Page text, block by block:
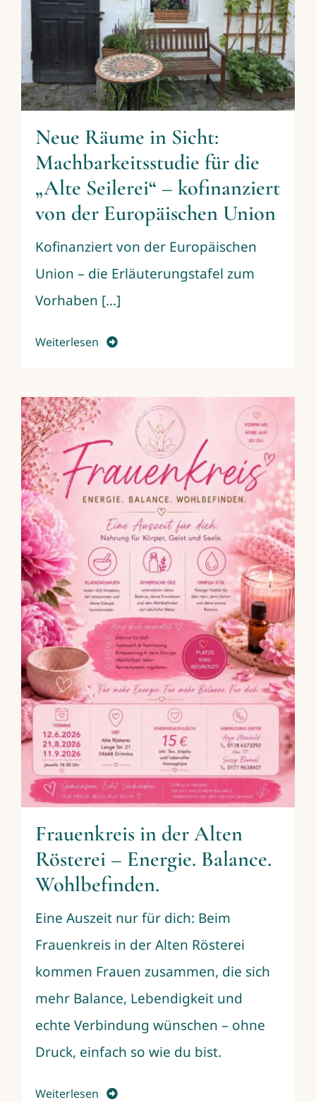
Neue Räume in Sicht:
Machbarkeitsstudie für die
„Alte Seilerei“ – kofinanziert
von der Europäischen Union
Kofinanziert von der Europäischen
Union – die Erläuterungstafel zum
Vorhaben [...]
Weiterlesen
Frauenkreis in der Alten
Rösterei – Energie. Balance.
Wohlbefinden.
Eine Auszeit nur für dich: Beim
Frauenkreis in der Alten Rösterei
kommen Frauen zusammen, die sich
mehr Balance, Lebendigkeit und
echte Verbindung wünschen – ohne
Druck, einfach so wie du bist.
Weiterlesen